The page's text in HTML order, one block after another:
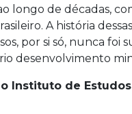
de décadas,
A história
por si só, nunca foi
desenvolvimento
Instituto de Estudos